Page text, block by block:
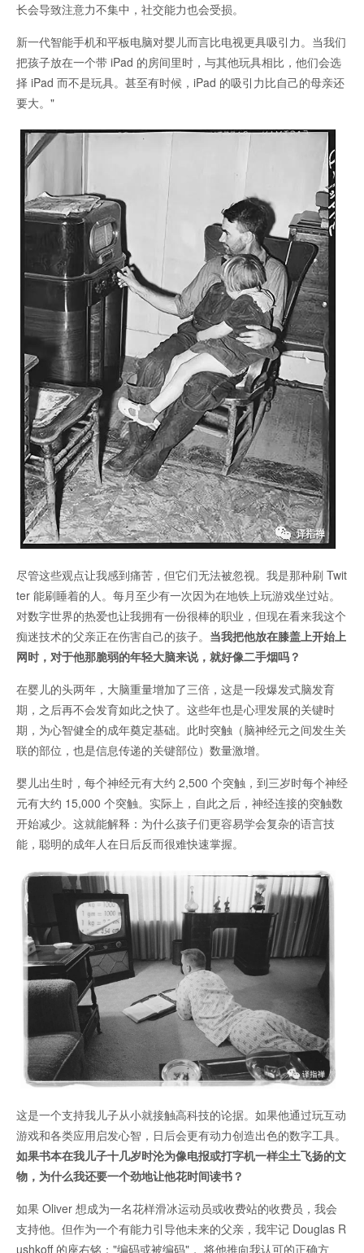
长会导致注意力不集中，社交能力也会受损。
新一代智能手机和平板电脑对婴儿而言比电视更具吸引力。当我们
把孩子放在一个带 iPad 的房间里时，与其他玩具相比，他们会选
择 iPad 而不是玩具。甚至有时候，iPad 的吸引力比自己的母亲还
要大。"
尽管这些观点让我感到痛苦，但它们无法被忽视。我是那种刷 Twit
ter 能刷睡着的人。每月至少有一次因为在地铁上玩游戏坐过站。
对数字世界的热爱也让我拥有一份很棒的职业，但现在看来我这个
痴迷技术的父亲正在伤害自己的孩子。 当我把他放在膝盖上开始上
网时，对于他那脆弱的年轻大脑来说，就好像二手烟吗？
在婴儿的头两年，大脑重量增加了三倍，这是一段爆发式脑发育
期，之后再不会发育如此之快了。这些年也是心理发展的关键时
期，为心智健全的成年奠定基础。此时突触（脑神经元之间发生关
联的部位，也是信息传递的关键部位）数量激增。
婴儿出生时，每个神经元有大约 2,500 个突触，到三岁时每个神经
元有大约 15,000 个突触。实际上，自此之后，神经连接的突触数
开始减少。这就能解释：为什么孩子们更容易学会复杂的语言技
能，聪明的成年人在日后反而很难快速掌握。
这是一个支持我儿子从小就接触高科技的论据。如果他通过玩互动
游戏和各类应用启发心智，日后会更有动力创造出色的数字工具。
如果书本在我儿子十几岁时沦为像电报或打字机一样尘土飞扬的文
物，为什么我还要一个劲地让他花时间读书？
如果 Oliver 想成为一名花样滑冰运动员或收费站的收费员，我会
支持他。但作为一个有能力引导他未来的父亲，我牢记 Douglas R
ushkoff 的座右铭："编码或被编码"， 将他推向我认可的正确方